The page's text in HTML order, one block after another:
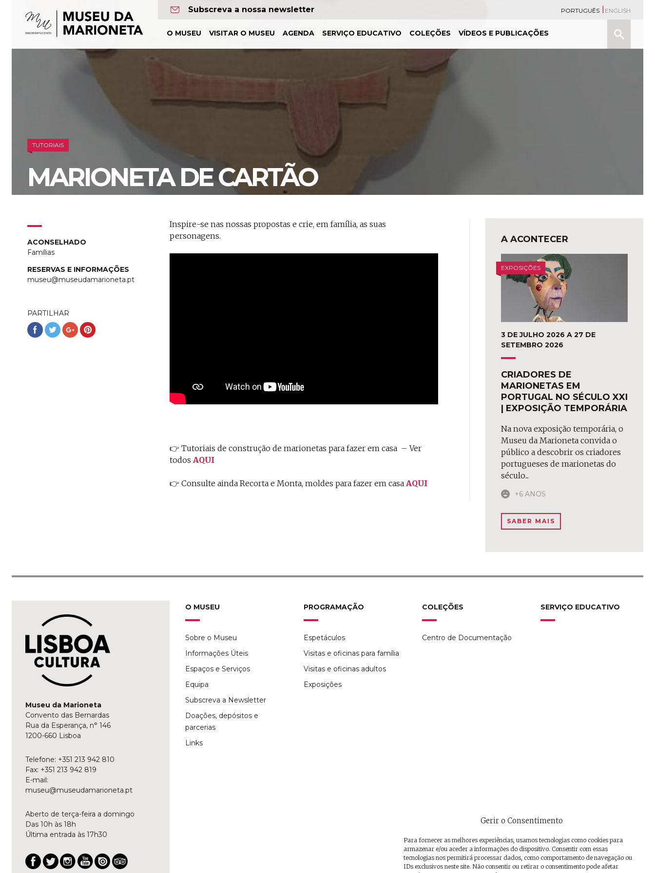
Gerir o Consentimento
Para fornecer as melhores experiências, usamos tecnologias como cookies para
armazenar e/ou aceder a informações do dispositivo. Consentir com essas
tecnologias nos permitirá processar dados, como comportamento de navegação ou
IDs exclusivos neste site. Não consentir ou retirar o consentimento pode afetar
Museu
da
Marioneta
Subscreva a nossa newsletter PORTUGUÊS ENGLISH
O MUSEU VISITAR O MUSEU AGENDA SERVIÇO EDUCATIVO COLEÇÕES VÍDEOS E PUBLICAÇÕES
TUTORIAIS
MARIONETA DE CARTÃO
Inspire-se nas nossas propostas e crie, em família, as suas
personagens.
👉 Tutoriais de construção de marionetas para fazer em casa – Ver
todos AQUI
👉 Consulte ainda Recorta e Monta, moldes para fazer em casa AQUI
ACONSELHADO
Famílias
RESERVAS E INFORMAÇÕES
museu@museudamarioneta.pt
PARTILHAR
Partilhar
no
Partilhar
no
Partilhar
no
Partilhar
no
A ACONTECER
EXPOSIÇÕES
3 DE JULHO 2026 A 27 DE
SETEMBRO 2026
CRIADORES DE
MARIONETAS EM
PORTUGAL NO SÉCULO XXI
| EXPOSIÇÃO TEMPORÁRIA
Na nova exposição temporária, o
Museu da Marioneta convida o
público a descobrir os criadores
portugueses de marionetas do
século...
+6 ANOS
SABER MAIS
O MUSEU
Sobre o Museu
Informações Úteis
Espaços e Serviços
Equipa
Subscreva a Newsletter
Doações, depósitos e
parcerias
Links
PROGRAMAÇÃO
Espetáculos
Visitas e oficinas para família
Visitas e oficinas adultos
Exposições
COLEÇÕES
Centro de Documentação
SERVIÇO EDUCATIVO
Museu da Marioneta
Convento das Bernardas
Rua da Esperança, n° 146
1200-660 Lisboa
Telefone: +351 213 942 810
Fax: +351 213 942 819
E-mail:
museu@museudamarioneta.pt
Aberto de terça-feira a domingo
Das 10h às 18h
Última entrada às 17h30
Facebook
TwitterInstagram
YouTube
Issuu Trip
Advisor